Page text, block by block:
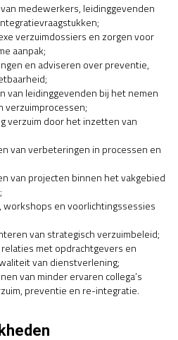
medewerkers, leidinggevenden
verzuimdossiers en zorgen voor
aanpak;
en adviseren over preventie,
van leidinggevenden bij het nemen
verzuimprocessen;
verzuim door het inzetten van
van verbeteringen in processen en
van projecten binnen het vakgebied
workshops en voorlichtingssessies
van strategisch verzuimbeleid;
met opdrachtgevers en
van dienstverlening;
van minder ervaren collega’s
preventie en re-integratie.